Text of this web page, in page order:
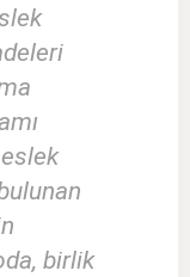
birlik